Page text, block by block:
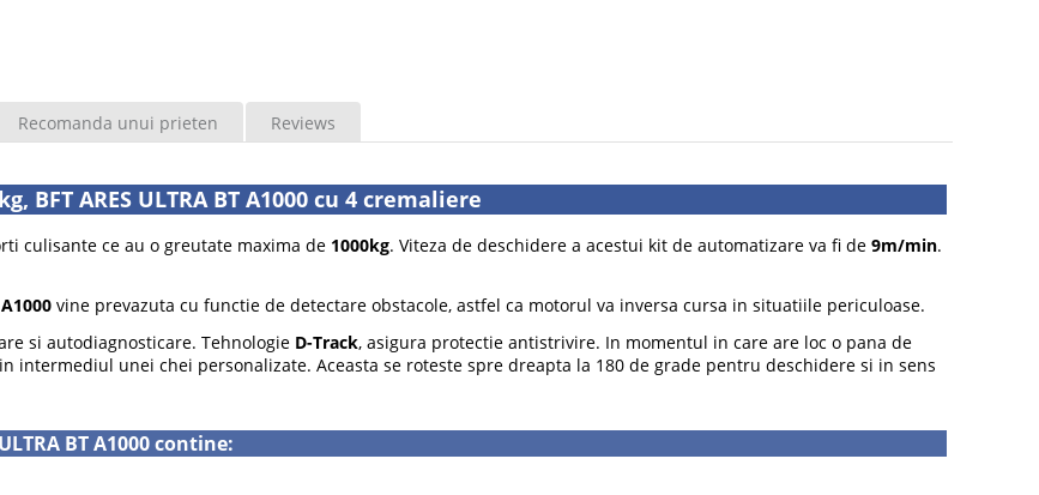
Recomanda unui prieten Reviews
ARES ULTRA BT A1000 cu 4 cremaliere
culisante ce au o greutate maxima de 1000kg. Viteza de deschidere a acestui kit de automatizare va fi de 9m/min.
vine prevazuta cu functie de detectare obstacole, astfel ca motorul va inversa cursa in situatiile periculoase.
si autodiagnosticare. Tehnologie D-Track, asigura protectie antistrivire. In momentul in care are loc o pana de
intermediul unei chei personalizate. Aceasta se roteste spre dreapta la 180 de grade pentru deschidere si in sens
BT A1000 contine: